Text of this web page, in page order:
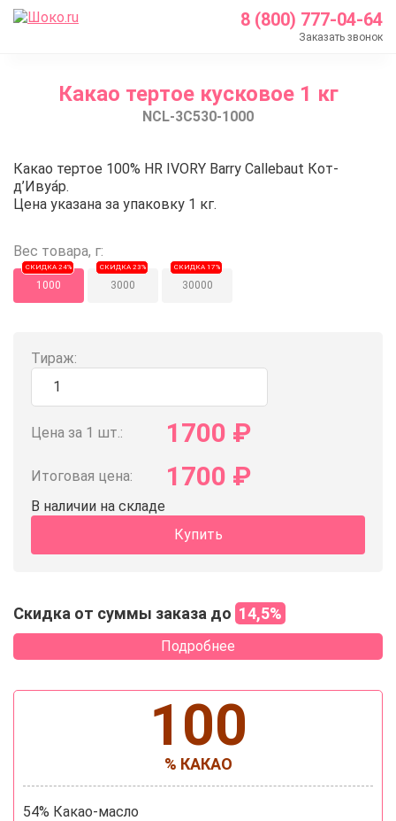
8 (800) 777-04-64
Заказать звонок
Каталог
Какао тертое кусковое 1 кг
Какао тертое кусковое 1 кг
NCL-3C530-1000
Какао тертое кусковое 1 кг
Какао тертое 100% HR IVORY Barry Callebaut Кот-
д’Ивуа́р.
Цена указана за упаковку 1 кг.
Вес товара, г:
СКИДКА 24%
1000
СКИДКА 23%
3000
СКИДКА 17%
30000
Тираж:
Цена за 1 шт.: 1700 ₽
Итоговая цена: 1700 ₽
В наличии на складе
Купить
Скидка от суммы заказа до 14,5%
Подробнее
100
% КАКАО
54% Какао-масло